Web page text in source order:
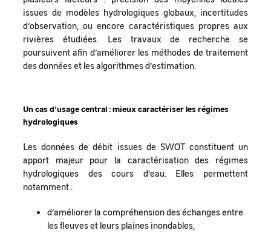
issues de modèles hydrologiques globaux, incertitudes
d’observation, ou encore caractéristiques propres aux
rivières étudiées. Les travaux de recherche se
poursuivent afin d’améliorer les méthodes de traitement
des données et les algorithmes d’estimation.
Un cas d’usage central : mieux caractériser les régimes
hydrologiques
Les données de débit issues de SWOT constituent un
apport majeur pour la caractérisation des régimes
hydrologiques des cours d’eau. Elles permettent
notamment :
d’améliorer la compréhension des échanges entre
les fleuves et leurs plaines inondables,